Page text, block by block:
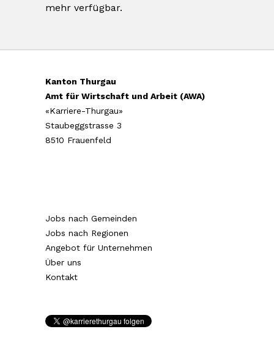
mehr verfügbar.
Kanton Thurgau
Amt für Wirtschaft und Arbeit (AWA)
«Karriere-Thurgau»
Staubeggstrasse 3
8510 Frauenfeld
Jobs nach Gemeinden
Jobs nach Regionen
Angebot für Unternehmen
Über uns
Kontakt